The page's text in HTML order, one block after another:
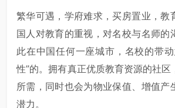
繁华可遇，学府难求，买房置业，教
国人对教育的重视，对名校与名师的
此在中国任何一座城市，名校的带
性”的。拥有真正优质教育资源的社区
所需，同时也会为物业保值、增值产
潜力。